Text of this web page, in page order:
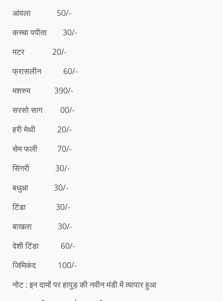
आंवला 50/-
कच्चा पपीता 30/-
मटर 20/-
फ्रासलीन 60/-
मशरुम 390/-
सरसो साग 00/-
हरी मेथी 20/-
सेम फली 70/-
सिंगरी 30/-
बधुआ 30/-
टिंडा 30/-
बाखला 30/-
देशी टिंडा 60/-
जिमिकंद 100/-
नोट : इन दामों पर हापुड़ की नवीन मंडी में व्यापार हुआ